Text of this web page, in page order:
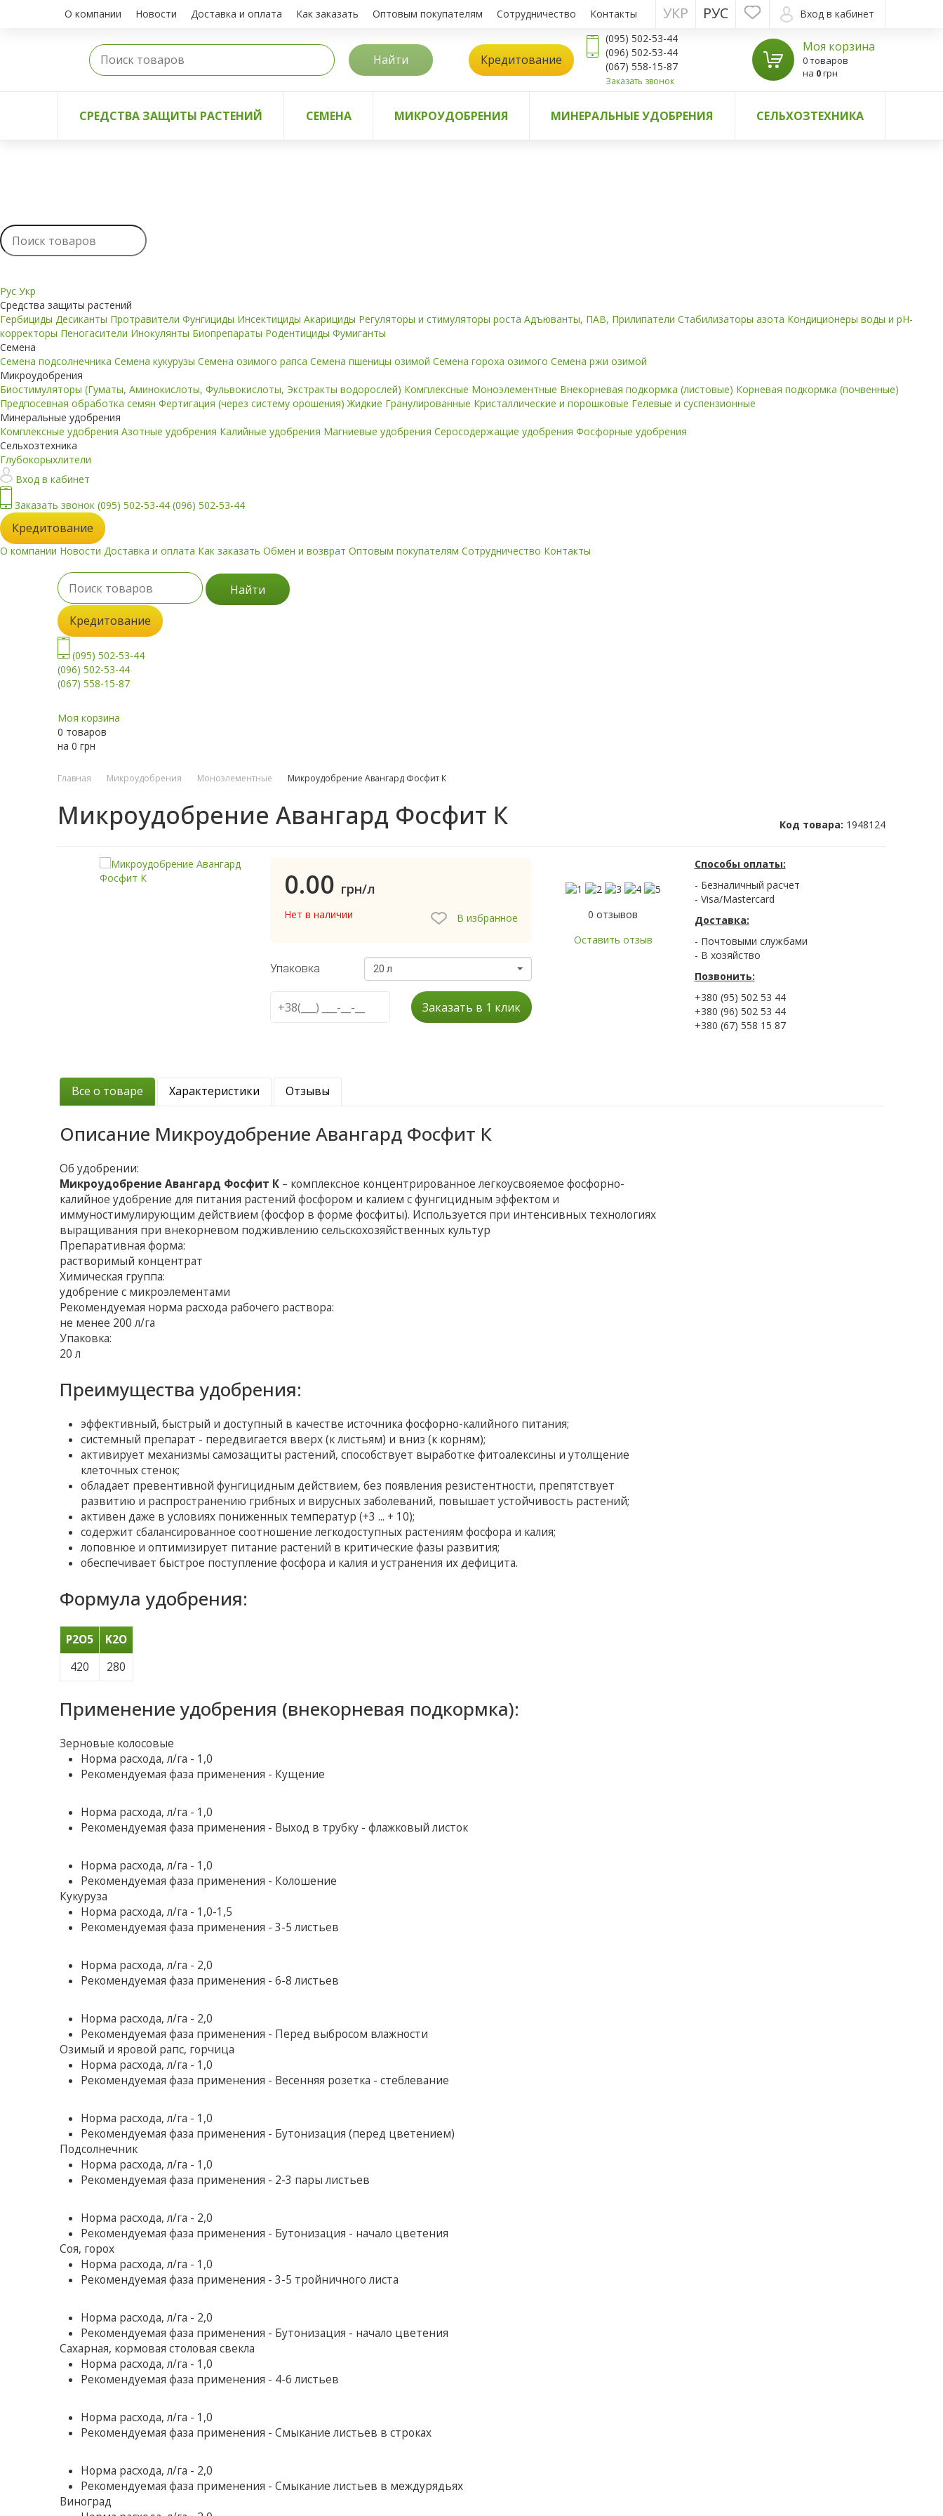
О компании Новости Доставка и оплата Как заказать Оптовым покупателям Сотрудничество Контакты Вход в кабинет
РУС
УКР
Найти Кредитование
(095) 502-53-44
(096) 502-53-44
(067) 558-15-87
Заказать звонок
Моя корзина
0 товаров
на 0грн
СРЕДСТВА ЗАЩИТЫ РАСТЕНИЙ СЕМЕНА МИКРОУДОБРЕНИЯ МИНЕРАЛЬНЫЕ УДОБРЕНИЯ СЕЛЬХОЗТЕХНИКА
Рус Укр
Средства защиты растений
Гербициды Десиканты Протравители Фунгициды Инсектициды Акарициды Регуляторы и стимуляторы роста Адъюванты, ПАВ, Прилипатели Стабилизаторы азота Кондиционеры воды и pH-
корректоры Пеногасители Инокулянты Биопрепараты Родентициды Фумиганты
Семена
Семена подсолнечника Семена кукурузы Семена озимого рапса Семена пшеницы озимой Семена гороха озимого Семена ржи озимой
Микроудобрения
Биостимуляторы (Гуматы, Аминокислоты, Фульвокислоты, Экстракты водорослей) Комплексные Моноэлементные Внекорневая подкормка (листовые) Корневая подкормка (почвенные)
Предпосевная обработка семян Фертигация (через систему орошения)Жидкие Гранулированные Кристаллические и порошковые Гелевые и суспензионные
Минеральные удобрения
Комплексные удобрения Азотные удобрения Калийные удобрения Магниевые удобрения Серосодержащие удобрения Фосфорные удобрения
Сельхозтехника
Глубокорыхлители
Вход в кабинет
Заказать звонок (095) 502-53-44 (096) 502-53-44
Кредитование
О компании Новости Доставка и оплата Как заказать Обмен и возврат Оптовым покупателям Сотрудничество Контакты
Найти
Кредитование
(095) 502-53-44
(096) 502-53-44
(067) 558-15-87
Моя корзина
0 товаров
на 0 грн
Главная Микроудобрения Моноэлементные Микроудобрение Авангард Фосфит К
Микроудобрение Авангард Фосфит К Код товара: 1948124
0.00 грн/л
Нет в наличии В избранное
Упаковка 20 л
0 отзывов
Оставить отзыв
Заказать в 1 клик
Способы оплаты:
- Безналичный расчет
- Visa/Mastercard
Доставка:
- Почтовыми службами
- В хозяйство
Позвонить:
+380 (95) 502 53 44
+380 (96) 502 53 44
+380 (67) 558 15 87
Все о товаре Характеристики Отзывы
Описание Микроудобрение Авангард Фосфит К
Об удобрении:
Микроудобрение Авангард Фосфит К – комплексное концентрированное легкоусвояемое фосфорно-
калийное удобрение для питания растений фосфором и калием с фунгицидным эффектом и
иммуностимулирующим действием (фосфор в форме фосфиты). Используется при интенсивных технологиях
выращивания при внекорневом подживлению сельскохозяйственных культур
Препаративная форма:
растворимый концентрат
Химическая группа:
удобрение с микроэлементами
Рекомендуемая норма расхода рабочего раствора:
не менее 200 л/га
Упаковка:
20 л
Преимущества удобрения:
эффективный, быстрый и доступный в качестве источника фосфорно-калийного питания;
системный препарат - передвигается вверх (к листьям) и вниз (к корням);
активирует механизмы самозащиты растений, способствует выработке фитоалексины и утолщение
клеточных стенок;
обладает превентивной фунгицидным действием, без появления резистентности, препятствует
развитию и распространению грибных и вирусных заболеваний, повышает устойчивость растений;
активен даже в условиях пониженных температур (+3 ... + 10);
содержит сбалансированное соотношение легкодоступных растениям фосфора и калия;
лоповнюе и оптимизирует питание растений в критические фазы развития;
обеспечивает быстрое поступление фосфора и калия и устранения их дефицита.
Формула удобрения:
Р2О5
K2O
420
280
Применение удобрения (внекорневая подкормка):
Зерновые колосовые
Норма расхода, л/га - 1,0
Рекомендуемая фаза применения - Кущение
Норма расхода, л/га - 1,0
Рекомендуемая фаза применения - Выход в трубку - флажковый листок
Норма расхода, л/га - 1,0
Рекомендуемая фаза применения - Колошение
Кукуруза
Норма расхода, л/га - 1,0-1,5
Рекомендуемая фаза применения - 3-5 листьев
Норма расхода, л/га - 2,0
Рекомендуемая фаза применения - 6-8 листьев
Норма расхода, л/га - 2,0
Рекомендуемая фаза применения - Перед выбросом влажности
Озимый и яровой рапс, горчица
Норма расхода, л/га - 1,0
Рекомендуемая фаза применения - Весенняя розетка - стеблевание
Норма расхода, л/га - 1,0
Рекомендуемая фаза применения - Бутонизация (перед цветением)
Подсолнечник
Норма расхода, л/га - 1,0
Рекомендуемая фаза применения - 2-3 пары листьев
Норма расхода, л/га - 2,0
Рекомендуемая фаза применения - Бутонизация - начало цветения
Соя, горох
Норма расхода, л/га - 1,0
Рекомендуемая фаза применения - 3-5 тройничного листа
Норма расхода, л/га - 2,0
Рекомендуемая фаза применения - Бутонизация - начало цветения
Сахарная, кормовая столовая свекла
Норма расхода, л/га - 1,0
Рекомендуемая фаза применения - 4-6 листьев
Норма расхода, л/га - 1,0
Рекомендуемая фаза применения - Смыкание листьев в строках
Норма расхода, л/га - 2,0
Рекомендуемая фаза применения - Смыкание листьев в междурядьях
Виноград